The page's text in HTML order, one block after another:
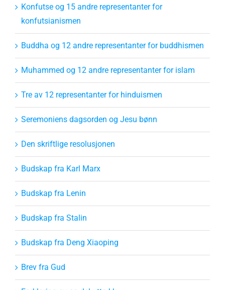
Konfutse og 15 andre representanter for
konfutsianismen
Buddha og 12 andre representanter for buddhismen
Muhammed og 12 andre representanter for islam
Tre av 12 representanter for hinduismen
Seremoniens dagsorden og Jesu bønn
Den skriftlige resolusjonen
Budskap fra Karl Marx
Budskap fra Lenin
Budskap fra Stalin
Budskap fra Deng Xiaoping
Brev fra Gud